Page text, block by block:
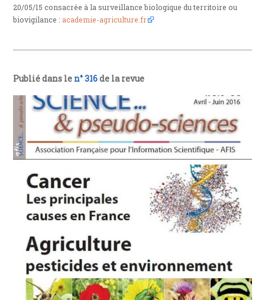
20/05/15 consacrée à la surveillance biologique du territoire ou
biovigilance : academie-agriculture.fr
Publié dans le n° 316de la revue